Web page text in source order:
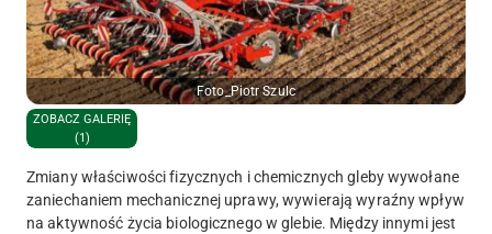
Foto_Piotr Szulc
ZOBACZ GALERIĘ
(1)
Zmiany właściwości fizycznych i chemicznych gleby wywołane
zaniechaniem mechanicznej uprawy, wywierają wyraźny wpływ
na aktywność życia biologicznego w glebie. Między innymi jest